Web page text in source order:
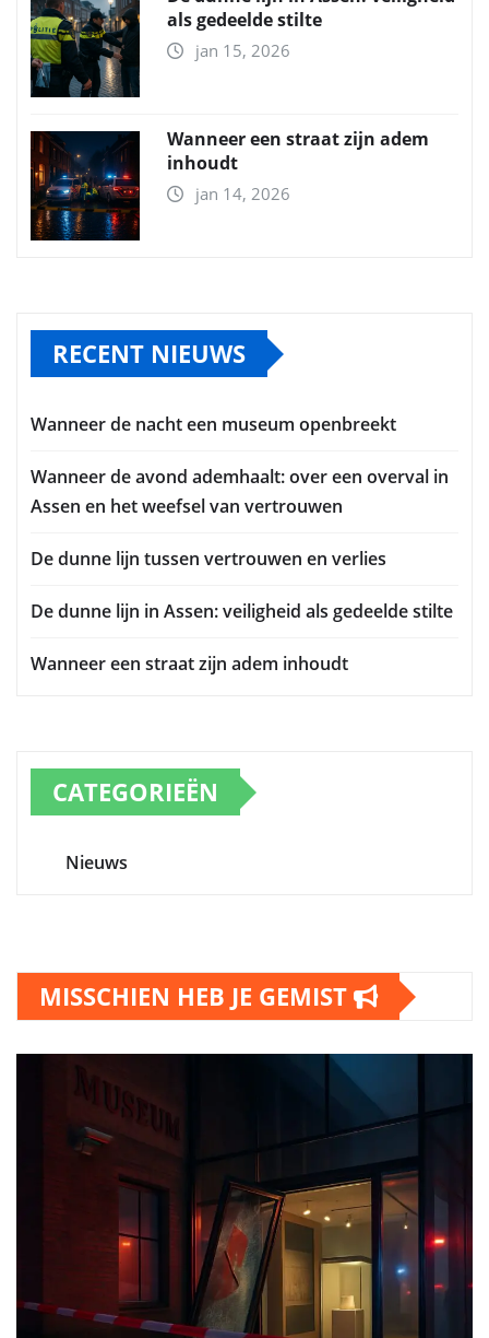
als gedeelde stilte
jan 15, 2026
Wanneer een straat zijn adem
inhoudt
jan 14, 2026
RECENT NIEUWS
Wanneer de nacht een museum openbreekt
Wanneer de avond ademhaalt: over een overval in
Assen en het weefsel van vertrouwen
De dunne lijn tussen vertrouwen en verlies
De dunne lijn in Assen: veiligheid als gedeelde stilte
Wanneer een straat zijn adem inhoudt
CATEGORIEËN
Nieuws
MISSCHIEN HEB JE GEMIST